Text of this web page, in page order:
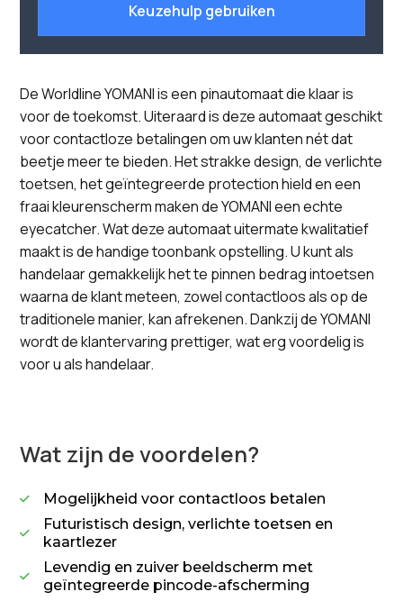
Keuzehulp gebruiken
De Worldline YOMANI is een pinautomaat die klaar is
voor de toekomst. Uiteraard is deze automaat geschikt
voor contactloze betalingen om uw klanten nét dat
beetje meer te bieden. Het strakke design, de verlichte
toetsen, het geïntegreerde protection hield en een
fraai kleurenscherm maken de YOMANI een echte
eyecatcher. Wat deze automaat uitermate kwalitatief
maakt is de handige toonbank opstelling. U kunt als
handelaar gemakkelijk het te pinnen bedrag intoetsen
waarna de klant meteen, zowel contactloos als op de
traditionele manier, kan afrekenen. Dankzij de YOMANI
wordt de klantervaring prettiger, wat erg voordelig is
voor u als handelaar.
Wat zijn de voordelen?
 Mogelijkheid voor contactloos betalen

Futuristisch design, verlichte toetsen en
kaartlezer

Levendig en zuiver beeldscherm met
geïntegreerde pincode-afscherming